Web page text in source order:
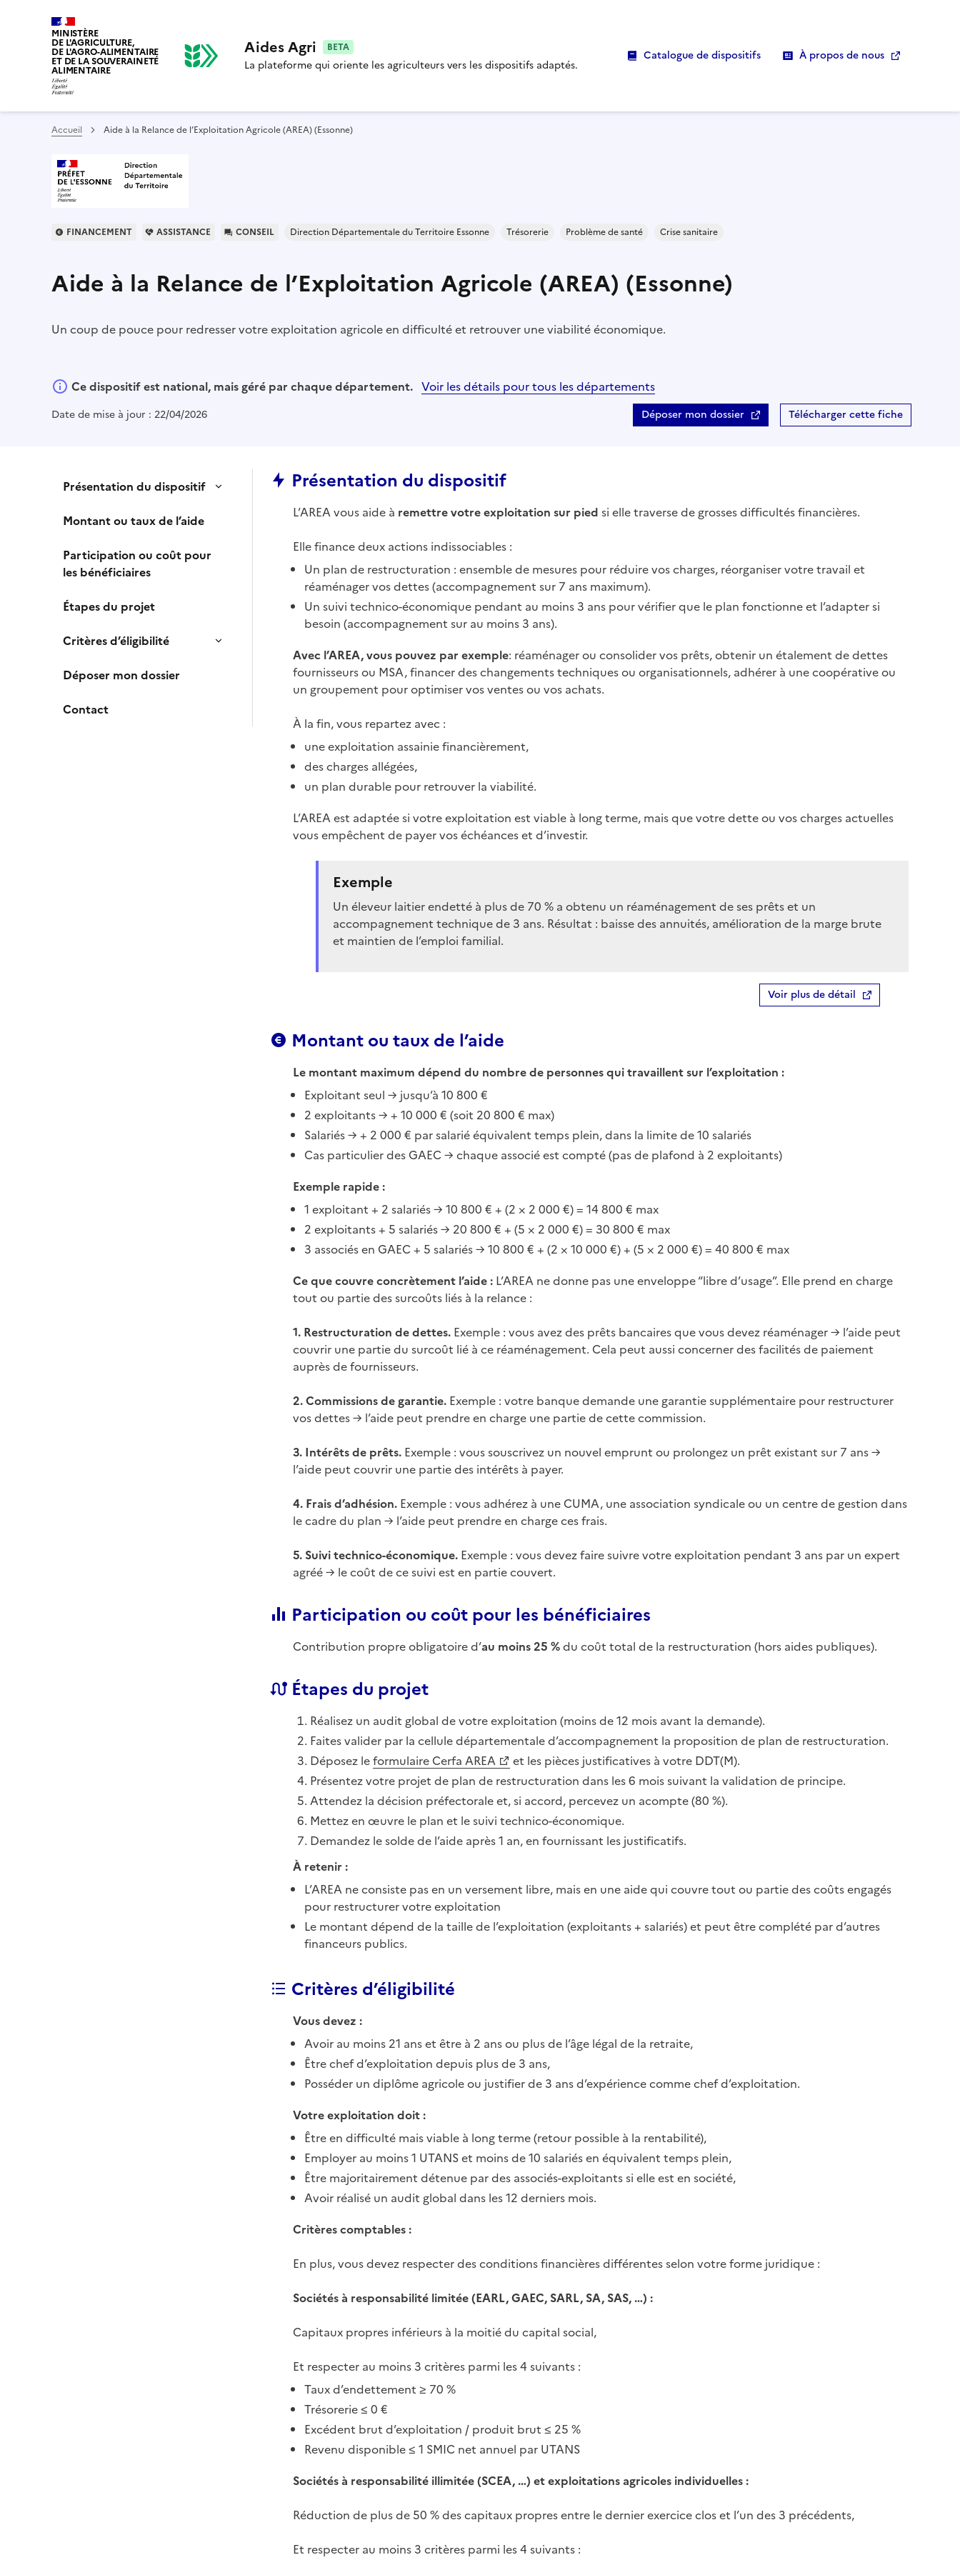
MINISTÈRE
DE L'AGRICULTURE,
DE L'AGRO-ALIMENTAIRE
ET DE LA SOUVERAINETÉ
ALIMENTAIRE
Aides Agri BETA
La plateforme qui oriente les agriculteurs vers les dispositifs adaptés.
Catalogue de dispositifs À propos de nous
Accueil Aide à la Relance de l’Exploitation Agricole (AREA) (Essonne)
FINANCEMENT ASSISTANCE CONSEIL Direction Départementale du Territoire Essonne Trésorerie Problème de santé Crise sanitaire
Aide à la Relance de l’Exploitation Agricole (AREA) (Essonne)
Un coup de pouce pour redresser votre exploitation agricole en difficulté et retrouver une viabilité économique.
Ce dispositif est national, mais géré par chaque département. Voir les détails pour tous les départements
Date de mise à jour : 22/04/2026 Déposer mon dossier Télécharger cette fiche
Présentation du dispositif
Montant ou taux de l’aide
Participation ou coût pour
les bénéficiaires
Étapes du projet
Critères d’éligibilité
Déposer mon dossier
Contact
Présentation du dispositif
L’AREA vous aide à remettre votre exploitation sur pied si elle traverse de grosses difficultés financières.
Elle finance deux actions indissociables :
Un plan de restructuration : ensemble de mesures pour réduire vos charges, réorganiser votre travail et
réaménager vos dettes (accompagnement sur 7 ans maximum).
Un suivi technico-économique pendant au moins 3 ans pour vérifier que le plan fonctionne et l’adapter si
besoin (accompagnement sur au moins 3 ans).
Avec l’AREA, vous pouvez par exemple: réaménager ou consolider vos prêts, obtenir un étalement de dettes
fournisseurs ou MSA, financer des changements techniques ou organisationnels, adhérer à une coopérative ou
un groupement pour optimiser vos ventes ou vos achats.
À la fin, vous repartez avec :
une exploitation assainie financièrement,
des charges allégées,
un plan durable pour retrouver la viabilité.
L’AREA est adaptée si votre exploitation est viable à long terme, mais que votre dette ou vos charges actuelles
vous empêchent de payer vos échéances et d’investir.
Exemple
Un éleveur laitier endetté à plus de 70 % a obtenu un réaménagement de ses prêts et un
accompagnement technique de 3 ans. Résultat : baisse des annuités, amélioration de la marge brute
et maintien de l’emploi familial.
Voir plus de détail
Montant ou taux de l’aide
Le montant maximum dépend du nombre de personnes qui travaillent sur l’exploitation :
Exploitant seul → jusqu’à 10 800 €
2 exploitants → + 10 000 € (soit 20 800 € max)
Salariés → + 2 000 € par salarié équivalent temps plein, dans la limite de 10 salariés
Cas particulier des GAEC → chaque associé est compté (pas de plafond à 2 exploitants)
Exemple rapide :
1 exploitant + 2 salariés → 10 800 € + (2 × 2 000 €) = 14 800 € max
2 exploitants + 5 salariés → 20 800 € + (5 × 2 000 €) = 30 800 € max
3 associés en GAEC + 5 salariés → 10 800 € + (2 × 10 000 €) + (5 × 2 000 €) = 40 800 € max
Ce que couvre concrètement l’aide : L’AREA ne donne pas une enveloppe “libre d’usage”. Elle prend en charge
tout ou partie des surcoûts liés à la relance :
1. Restructuration de dettes. Exemple : vous avez des prêts bancaires que vous devez réaménager → l’aide peut
couvrir une partie du surcoût lié à ce réaménagement. Cela peut aussi concerner des facilités de paiement
auprès de fournisseurs.
2. Commissions de garantie. Exemple : votre banque demande une garantie supplémentaire pour restructurer
vos dettes → l’aide peut prendre en charge une partie de cette commission.
3. Intérêts de prêts. Exemple : vous souscrivez un nouvel emprunt ou prolongez un prêt existant sur 7 ans →
l’aide peut couvrir une partie des intérêts à payer.
4. Frais d’adhésion. Exemple : vous adhérez à une CUMA, une association syndicale ou un centre de gestion dans
le cadre du plan → l’aide peut prendre en charge ces frais.
5. Suivi technico-économique. Exemple : vous devez faire suivre votre exploitation pendant 3 ans par un expert
agréé → le coût de ce suivi est en partie couvert.
Participation ou coût pour les bénéficiaires
Contribution propre obligatoire d’au moins 25 %du coût total de la restructuration (hors aides publiques).
Étapes du projet
Réalisez un audit global de votre exploitation (moins de 12 mois avant la demande).
Faites valider par la cellule départementale d’accompagnement la proposition de plan de restructuration.
Déposez leformulaire Cerfa AREA
et les pièces justificatives à votre DDT(M).
Présentez votre projet de plan de restructuration dans les 6 mois suivant la validation de principe.
Attendez la décision préfectorale et, si accord, percevez un acompte (80 %).
Mettez en œuvre le plan et le suivi technico-économique.
Demandez le solde de l’aide après 1 an, en fournissant les justificatifs.
À retenir :
L’AREA ne consiste pas en un versement libre, mais en une aide qui couvre tout ou partie des coûts engagés
pour restructurer votre exploitation
Le montant dépend de la taille de l’exploitation (exploitants + salariés) et peut être complété par d’autres
financeurs publics.
Critères d’éligibilité
Vous devez :
Avoir au moins 21 ans et être à 2 ans ou plus de l’âge légal de la retraite,
Être chef d’exploitation depuis plus de 3 ans,
Posséder un diplôme agricole ou justifier de 3 ans d’expérience comme chef d’exploitation.
Votre exploitation doit :
Être en difficulté mais viable à long terme (retour possible à la rentabilité),
Employer au moins 1 UTANS et moins de 10 salariés en équivalent temps plein,
Être majoritairement détenue par des associés-exploitants si elle est en société,
Avoir réalisé un audit global dans les 12 derniers mois.
Critères comptables :
En plus, vous devez respecter des conditions financières différentes selon votre forme juridique :
Sociétés à responsabilité limitée (EARL, GAEC, SARL, SA, SAS, …) :
Capitaux propres inférieurs à la moitié du capital social,
Et respecter au moins 3 critères parmi les 4 suivants :
Taux d’endettement ≥ 70 %
Trésorerie ≤ 0 €
Excédent brut d’exploitation / produit brut ≤ 25 %
Revenu disponible ≤ 1 SMIC net annuel par UTANS
Sociétés à responsabilité illimitée (SCEA, …) et exploitations agricoles individuelles :
Réduction de plus de 50 % des capitaux propres entre le dernier exercice clos et l’un des 3 précédents,
Et respecter au moins 3 critères parmi les 4 suivants :